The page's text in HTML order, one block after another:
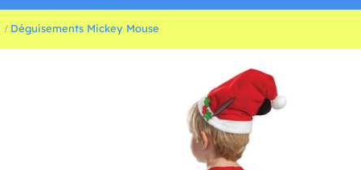
Déguisements Mickey Mouse